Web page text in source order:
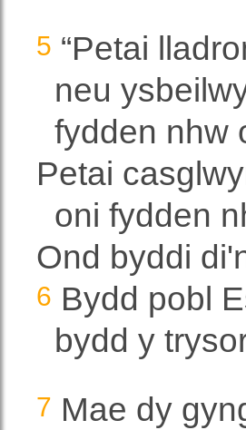
5 “Petai
neu
fydden nhw
Petai
oni fydden
Ond byddi
6 Bydd pobl
bydd y
7 Mae dy